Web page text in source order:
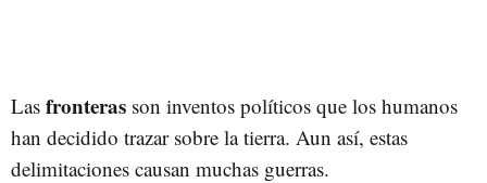
Las fronteras son inventos políticos que los humanos
han decidido trazar sobre la tierra. Aun así, estas
delimitaciones causan muchas guerras.